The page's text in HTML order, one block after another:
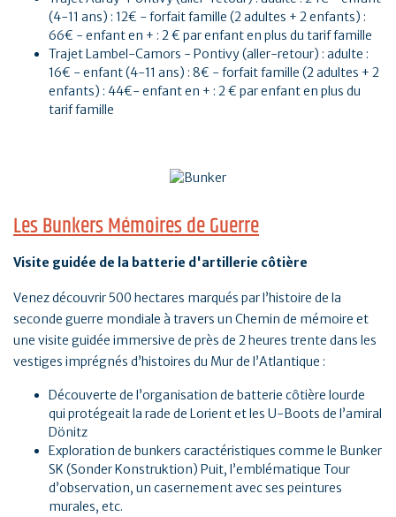
(4-11 ans) : 12€ - forfait famille (2 adultes + 2 enfants) :
66€ - enfant en + : 2 € par enfant en plus du tarif famille
Trajet Lambel-Camors - Pontivy (aller-retour) : adulte :
16€ - enfant (4-11 ans) : 8€ - forfait famille (2 adultes + 2
enfants) : 44€- enfant en + : 2 € par enfant en plus du
tarif famille
Les Bunkers Mémoires de Guerre
Visite guidée de la batterie d'artillerie côtière
Venez découvrir 500 hectares marqués par l’histoire de la
seconde guerre mondiale à travers un Chemin de mémoire et
une visite guidée immersive de près de 2 heures trente dans les
vestiges imprégnés d’histoires du Mur de l’Atlantique :
Découverte de l’organisation de batterie côtière lourde
qui protégeait la rade de Lorient et les U-Boots de l’amiral
Dönitz
Exploration de bunkers caractéristiques comme le Bunker
SK (Sonder Konstruktion) Puit, l’emblématique Tour
d’observation, un casernement avec ses peintures
murales, etc.